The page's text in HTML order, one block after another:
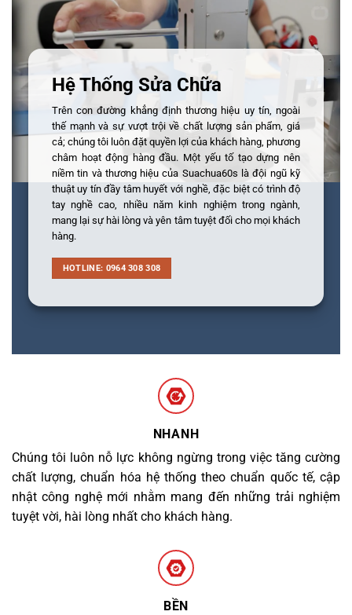
Hệ Thống Sửa Chữa
Trên con đường khẳng định thương hiệu uy tín, ngoài
thế mạnh và sự vượt trội về chất lượng sản phẩm, giá
cả; chúng tôi luôn đặt quyền lợi của khách hàng, phương
châm hoạt động hàng đầu. Một yếu tố tạo dựng nên
niềm tin và thương hiệu của Suachua60s là đội ngũ kỹ
thuật uy tín đầy tâm huyết với nghề, đặc biệt có trình độ
tay nghề cao, nhiều năm kinh nghiệm trong ngành,
mang lại sự hài lòng và yên tâm tuyệt đối cho mọi khách
hàng.
HOTLINE: 0964 308 308
NHANH
Chúng tôi luôn nỗ lực không ngừng trong việc tăng cường
chất lượng, chuẩn hóa hệ thống theo chuẩn quốc tế, cập
nhật công nghệ mới nhằm mang đến những trải nghiệm
tuyệt vời, hài lòng nhất cho khách hàng.
BỀN